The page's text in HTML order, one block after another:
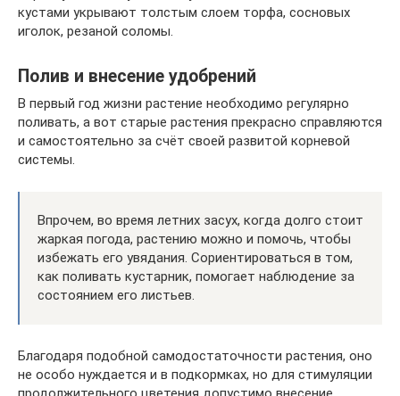
кустами укрывают толстым слоем торфа, сосновых
иголок, резаной соломы.
Полив и внесение удобрений
В первый год жизни растение необходимо регулярно
поливать, а вот старые растения прекрасно справляются
и самостоятельно за счёт своей развитой корневой
системы.
Впрочем, во время летних засух, когда долго стоит
жаркая погода, растению можно и помочь, чтобы
избежать его увядания. Сориентироваться в том,
как поливать кустарник, помогает наблюдение за
состоянием его листьев.
Благодаря подобной самодостаточности растения, оно
не особо нуждается и в подкормках, но для стимуляции